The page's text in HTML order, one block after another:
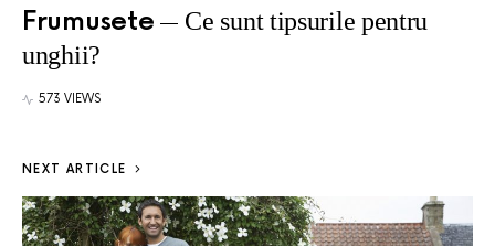
Frumusete
Ce sunt tipsurile pentru
unghii?
573 VIEWS
NEXT ARTICLE